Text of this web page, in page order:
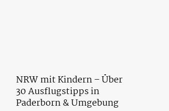
NRW mit Kindern – Über
30 Ausflugstipps in
Paderborn & Umgebung